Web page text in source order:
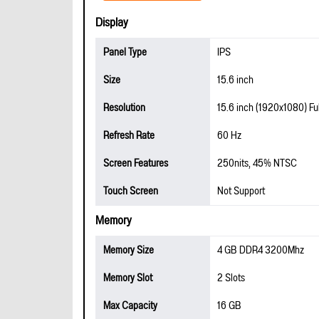
Display
Panel Type
IPS
Size
15.6 inch
Resolution
15.6 inch (1920x1080)
Refresh Rate
60 Hz
Screen Features
250nits, 45% NTSC
Touch Screen
Not Support
Memory
Memory Size
4 GB DDR4 3200Mhz
Memory Slot
2 Slots
Max Capacity
16 GB